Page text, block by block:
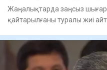
Жаңалықтарда заңсыз
қайтарылғаны туралы жиі